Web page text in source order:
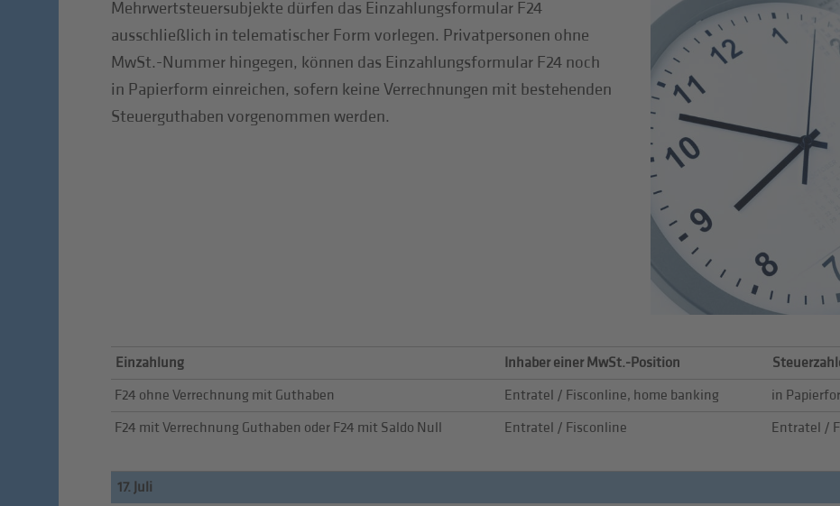
Mehrwertsteuersubjekte dürfen das Einzahlungsformular F24
ausschließlich in telematischer Form vorlegen. Privatpersonen ohne
MwSt.-Nummer hingegen, können das Einzahlungsformular F24 noch
in Papierform einreichen, sofern keine Verrechnungen mit bestehenden
Steuerguthaben vorgenommen werden.
Einzahlung Inhaber einer MwSt.-Position
F24 ohne Verrechnung mit Guthaben
Entratel / Fisconline, home banking
in
F24 mit Verrechnung Guthaben oder F24 mit Saldo Null
Entratel / Fisconline Entratel /
17. Juli